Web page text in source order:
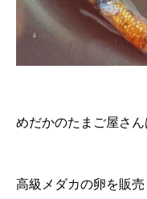
めだかのたまご屋さん
高級メダカの卵を販